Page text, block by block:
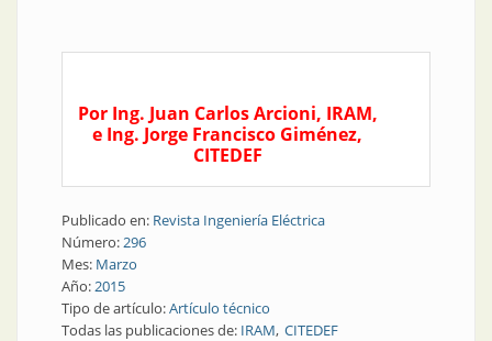
Por Ing. Juan Carlos Arcioni, IRAM,
e Ing. Jorge Francisco Giménez,
CITEDEF
Publicado en: Revista Ingeniería Eléctrica
Número:296
Mes: Marzo
Año:2015
Tipo de artículo:Artículo técnico
Todas las publicaciones de: IRAM CITEDEF